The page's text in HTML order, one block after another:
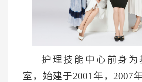
护理技能中心前身为
室，始建于2001年，2007